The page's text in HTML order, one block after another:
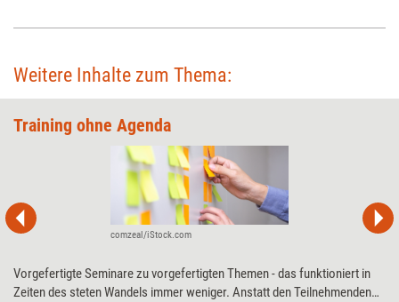
Weitere Inhalte zum Thema:
Training ohne Agenda
comzeal/iStock.com
Vorgefertigte Seminare zu vorgefertigten Themen - das funktioniert in
Zeiten des steten Wandels immer weniger. Anstatt den Teilnehmenden